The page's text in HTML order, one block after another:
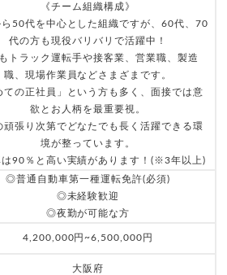
《チーム組織構成》
50代を中心とした組織ですが、60代、70
代の方も現役バリバリで活躍中！
トラック運転手や接客業、営業職、製造
職、現場作業員などさまざまです。
ての正社員」という方も多く、面接では意
欲とお人柄を最重要視。
頑張り次第でどなたでも長く活躍できる環
境が整っています。
は90％と高い実績があります！(※3年以上)
◎普通自動車第一種運転免許(必須)
◎未経験歓迎
◎夜勤が可能な方
4,200,000円~6,500,000円
大阪府